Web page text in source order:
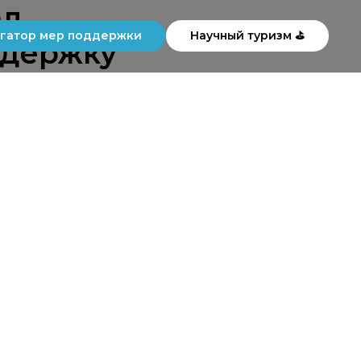
мер поддержки Научный туризм ⛳